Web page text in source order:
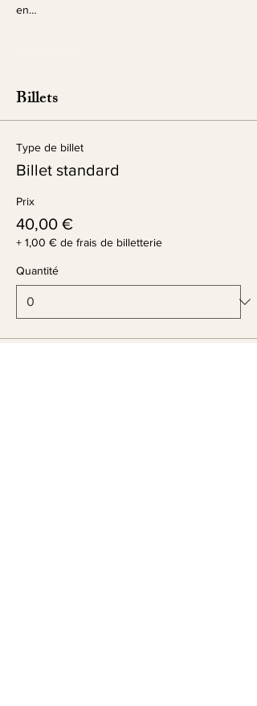
en…
Billets
Type de billet
Billet standard
Prix
40,00 €
+ 1,00 € de frais de billetterie
Quantité